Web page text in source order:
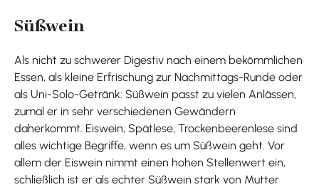
Süßwein
Als nicht zu schwerer Digestiv nach einem bekömmlichen
Essen, als kleine Erfrischung zur Nachmittags-Runde oder
als Uni-Solo-Getränk: Süßwein passt zu vielen Anlässen,
zumal er in sehr verschiedenen Gewändern
daherkommt. Eiswein, Spätlese, Trockenbeerenlese sind
alles wichtige Begriffe, wenn es um Süßwein geht. Vor
allem der Eiswein nimmt einen hohen Stellenwert ein,
schließlich ist er als echter Süßwein stark von Mutter